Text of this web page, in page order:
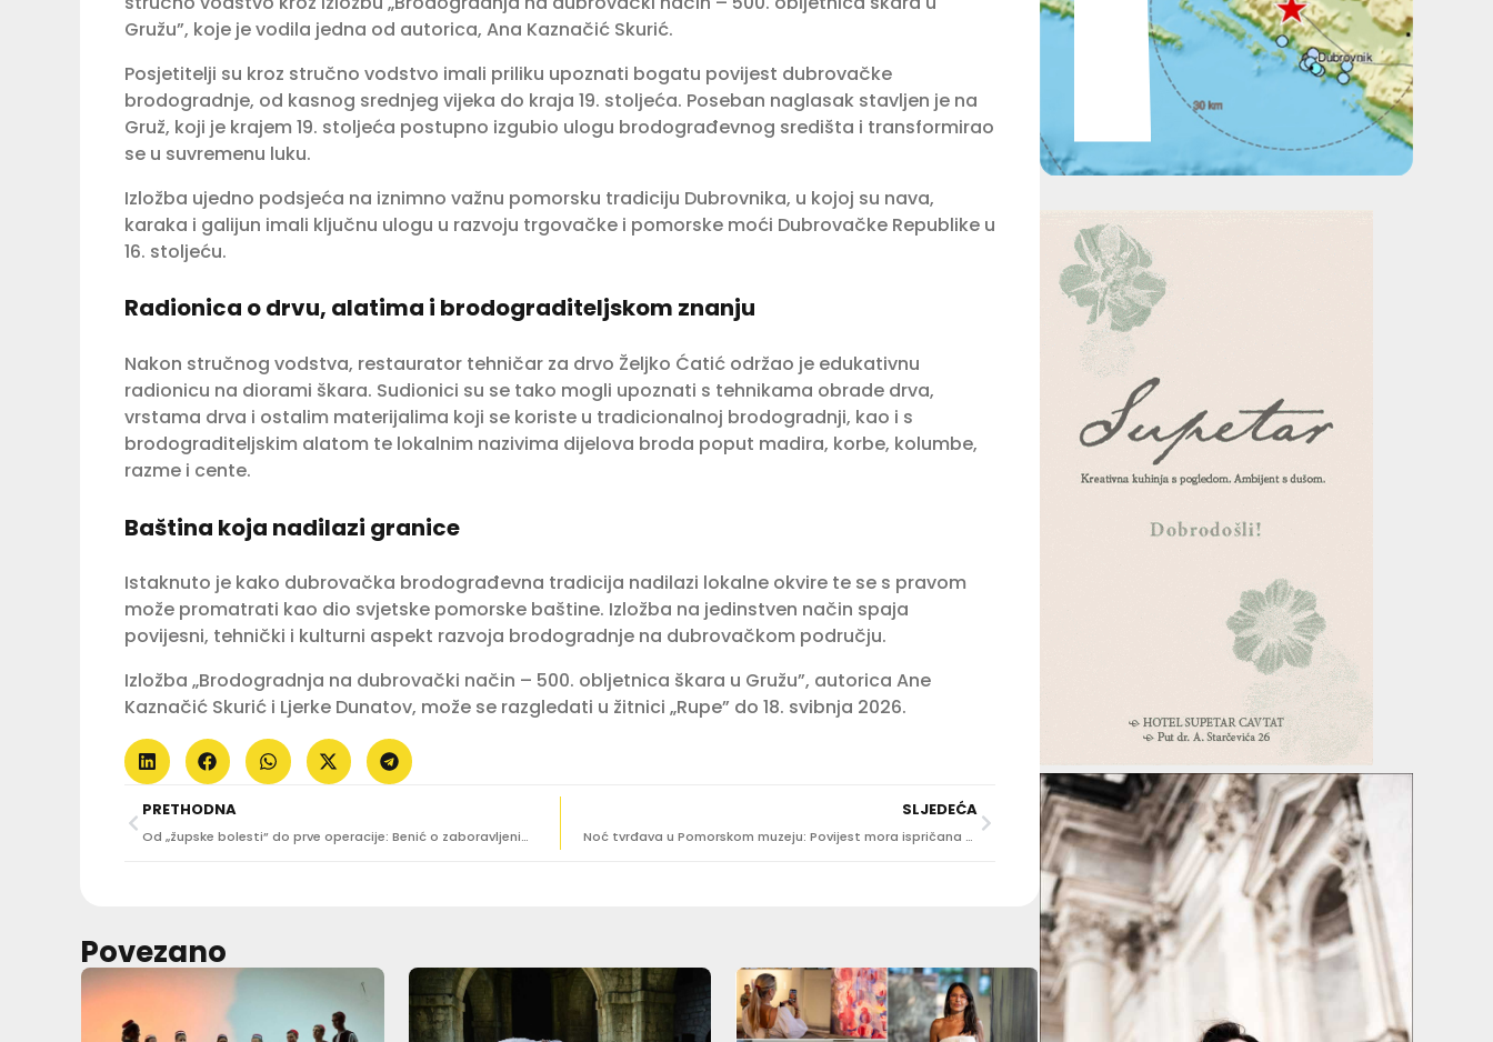
Gružu”, koje je vodila jedna od autorica, Ana Kaznačić Skurić.
Posjetitelji su kroz stručno vodstvo imali priliku upoznati bogatu povijest dubrovačke
brodogradnje, od kasnog srednjeg vijeka do kraja 19. stoljeća. Poseban naglasak stavljen je na
Gruž, koji je krajem 19. stoljeća postupno izgubio ulogu brodograđevnog središta i transformirao
se u suvremenu luku.
Izložba ujedno podsjeća na iznimno važnu pomorsku tradiciju Dubrovnika, u kojoj su nava,
karaka i galijun imali ključnu ulogu u razvoju trgovačke i pomorske moći Dubrovačke Republike u
16. stoljeću.
Radionica o drvu, alatima i brodograditeljskom znanju
Nakon stručnog vodstva, restaurator tehničar za drvo Željko Ćatić održao je edukativnu
radionicu na diorami škara. Sudionici su se tako mogli upoznati s tehnikama obrade drva,
vrstama drva i ostalim materijalima koji se koriste u tradicionalnoj brodogradnji, kao i s
brodograditeljskim alatom te lokalnim nazivima dijelova broda poput madira, korbe, kolumbe,
razme i cente.
Baština koja nadilazi granice
Istaknuto je kako dubrovačka brodograđevna tradicija nadilazi lokalne okvire te se s pravom
može promatrati kao dio svjetske pomorske baštine. Izložba na jedinstven način spaja
povijesni, tehnički i kulturni aspekt razvoja brodogradnje na dubrovačkom području.
Izložba „Brodogradnja na dubrovački način – 500. obljetnica škara u Gružu”, autorica Ane
Kaznačić Skurić i Ljerke Dunatov, može se razgledati u žitnici „Rupe” do 18. svibnja 2026.
PRETHODNA
Od „župske bolesti” do prve operacije: Benić o zaboravljenim stranicama dubrovačke medicine
SLJEDEĆA
Noć tvrđava u Pomorskom muzeju: Povijest mora ispričana kroz suvremenu tehnologiju
Povezano